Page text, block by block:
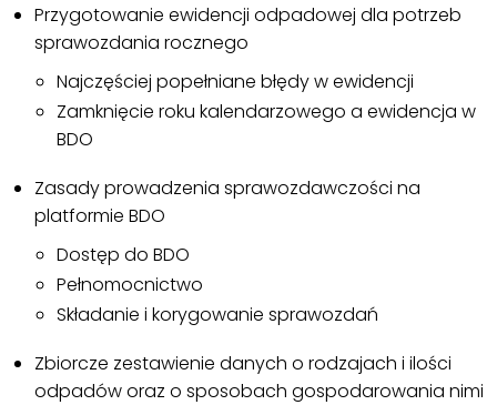
Przygotowanie ewidencji odpadowej dla potrzeb
sprawozdania rocznego
Najczęściej popełniane błędy w ewidencji
Zamknięcie roku kalendarzowego a ewidencja w
BDO
Zasady prowadzenia sprawozdawczości na
platformie BDO
Dostęp do BDO
Pełnomocnictwo
Składanie i korygowanie sprawozdań
Zbiorcze zestawienie danych o rodzajach i ilości
odpadów oraz o sposobach gospodarowania nimi